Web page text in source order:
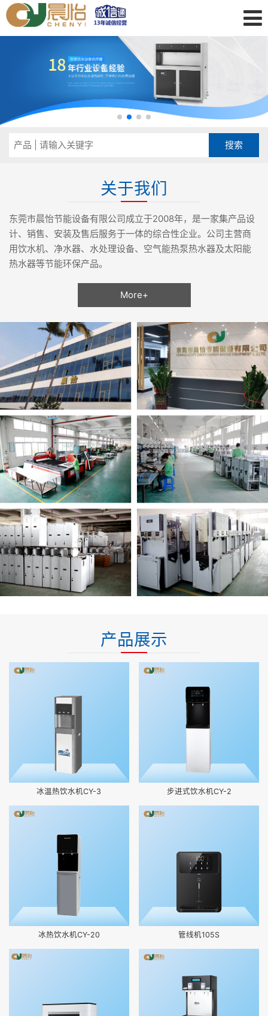
关于我们
东莞市晨怡节能设备有限公司成立于2008年，是一家集产品设
计、销售、安装及售后服务于一体的综合性企业。公司主营商
用饮水机、净水器、水处理设备、空气能热泵热水器及太阳能
热水器等节能环保产品。
More+
产品展示
冰温热饮水机CY-3 步进式饮水机CY-2
冰热饮水机CY-20 管线机105S